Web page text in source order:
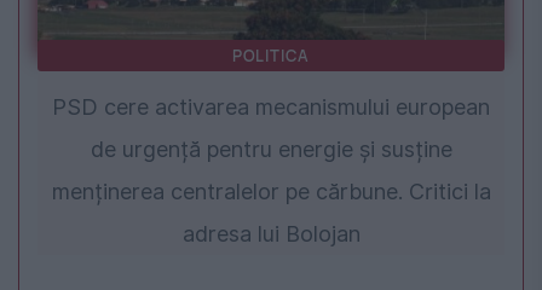
POLITICA
PSD cere activarea mecanismului european
de urgență pentru energie și susține
menținerea centralelor pe cărbune. Critici la
adresa lui Bolojan